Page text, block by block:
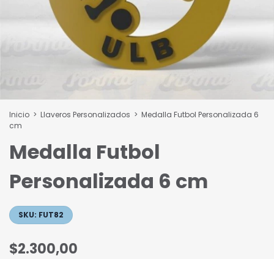
Inicio > Llaveros Personalizados > Medalla Futbol Personalizada 6
cm
Medalla Futbol
Personalizada 6 cm
SKU: FUT82
$2.300,00